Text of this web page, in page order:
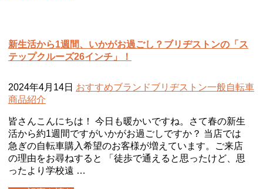
新生活から1週間、いかがお過ごし？ブリヂストンの「ス
テップクルーズ26インチ」！
2024年4月14日 おすすめブランドブリヂストン一般自転車
商品紹介
皆さんこんにちは！ 今日も暖かいですね。さて春の新生
活から約1週間ですがいかがお過ごしですか？ 当店では
急ぎの自転車購入希望のお客様が増えています。ご来店
の理由をお尋ねすると 「徒歩で通えると思ったけど、思
ったより学校遠 …